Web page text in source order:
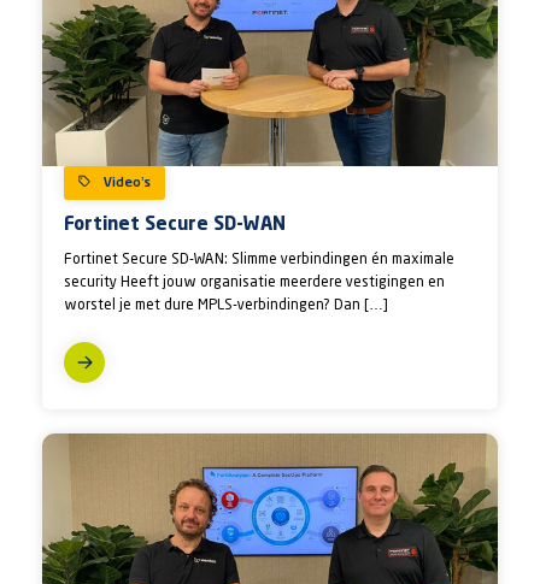
Video’s
Fortinet Secure SD-WAN
Fortinet Secure SD-WAN: Slimme verbindingen én maximale
security Heeft jouw organisatie meerdere vestigingen en
worstel je met dure MPLS-verbindingen? Dan […]